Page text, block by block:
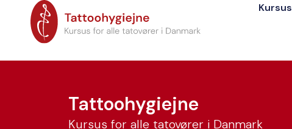
Kursus
Channing Wheaton
Tattoohygiejne
Kursus for alle tatovører i Danmark